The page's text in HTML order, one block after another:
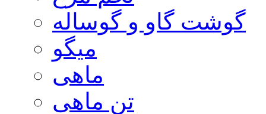
گوشت گاو و گوساله
میگو
ماهی
تن ماهی